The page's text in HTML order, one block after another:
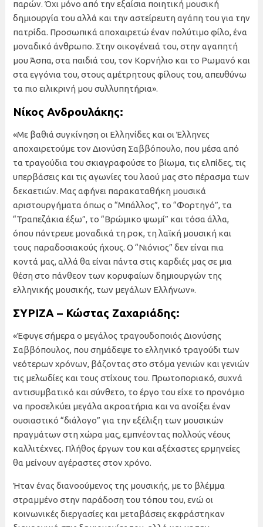
παρών. Όχι μόνο από την εξαίσια ποιητική μουσική
δημιουργία του αλλά και την αστείρευτη αγάπη του για την
πατρίδα. Προσωπικά αποχαιρετώ έναν πολύτιμο φίλο, ένα
μοναδικό άνθρωπο. Στην οικογένειά του, στην αγαπητή
μου Άσπα, στα παιδιά του, τον Κορνήλιο και το Ρωμανό και
στα εγγόνια του, στους αμέτρητους φίλους του, απευθύνω
τα πιο ειλικρινή μου συλλυπητήρια».
Νίκος Ανδρουλάκης:
«Με βαθιά συγκίνηση οι Ελληνίδες και οι Έλληνες
αποχαιρετούμε τον Διονύση Σαββόπουλο, που μέσα από
τα τραγούδια του σκιαγραφούσε το βίωμα, τις ελπίδες, τις
υπερβάσεις και τις αγωνίες του λαού μας στο πέρασμα των
δεκαετιών. Μας αφήνει παρακαταθήκη μουσικά
αριστουργήματα όπως ο “Μπάλλος”, το “Φορτηγό”, τα
“Τραπεζάκια έξω”, το “Βρώμικο ψωμί” και τόσα άλλα,
όπου πάντρευε μοναδικά τη ροκ, τη λαϊκή μουσική και
τους παραδοσιακούς ήχους. Ο “Νιόνιος” δεν είναι πια
κοντά μας, αλλά θα είναι πάντα στις καρδιές μας σε μια
θέση στο πάνθεον των κορυφαίων δημιουργών της
ελληνικής μουσικής, των μεγάλων Ελλήνων».
ΣΥΡΙΖΑ – Κώστας Ζαχαριάδης:
«Έφυγε σήμερα ο μεγάλος τραγουδοποιός Διονύσης
Σαββόπουλος, που σημάδεψε το ελληνικό τραγούδι των
νεότερων χρόνων, βάζοντας στο στόμα γενιών και γενιών
τις μελωδίες και τους στίχους του. Πρωτοποριακό, συχνά
αντισυμβατικό και σύνθετο, το έργο του είχε το προνόμιο
να προσελκύει μεγάλα ακροατήρια και να ανοίξει έναν
ουσιαστικό “διάλογο” για την εξέλιξη των μουσικών
πραγμάτων στη χώρα μας, εμπνέοντας πολλούς νέους
καλλιτέχνες. Πλήθος έργων του και αξέχαστες ερμηνείες
θα μείνουν αγέραστες στον χρόνο.
Ήταν ένας διανοούμενος της μουσικής, με το βλέμμα
στραμμένο στην παράδοση του τόπου του, ενώ οι
κοινωνικές διεργασίες και μεταβάσεις εκφράστηκαν